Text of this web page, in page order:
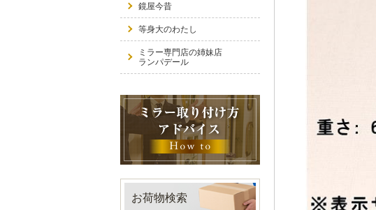
鏡屋今昔
等身大のわたし
ミラー専門店の姉妹店
ランパデール
お荷物検索